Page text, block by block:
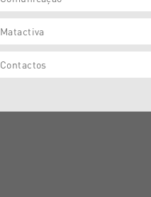
Matactiva
Contactos